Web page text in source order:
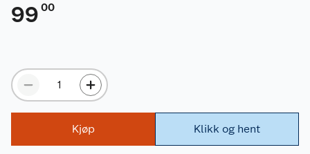
99 00
Kjøp Klikk og hent